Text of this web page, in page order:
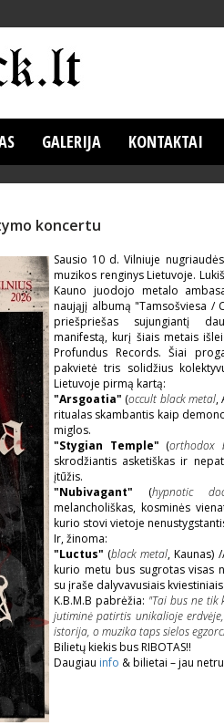
GALERIJA KONTAKTAI
koncertu
Sausio 10 d. Vilniuje
muzikos renginys Lietuvoje.
Kauno juodojo metalo
naująjį albumą "Tamsošviesa /
priešpriešas sujungiantį
manifestą, kurį šiais metais
Profundus Records. Šiai
pakvietė tris solidžius
Lietuvoje pirmą kartą:
"Arsgoatia" (occult black metal,
ritualas skambantis kaip
miglos.
"Stygian Temple" (orthodox
skrodžiantis asketiškas ir
įtūžis.
"Nubivagant" (hypnotic
melancholiškas, kosminės
kurio stovi vietoje
Ir, žinoma:
"Luctus" (black metal, Kaunas)
kurio metu bus sugrotas visas
su įraše dalyvavusiais
K.B.M.B pabrėžia: "Tai bus ne tik
jutiminė patirtis unikalioje
istorija, o muzika taps sielos
Bilietų kiekis bus RIBOTAS!!
Daugiau info & bilietai – jau